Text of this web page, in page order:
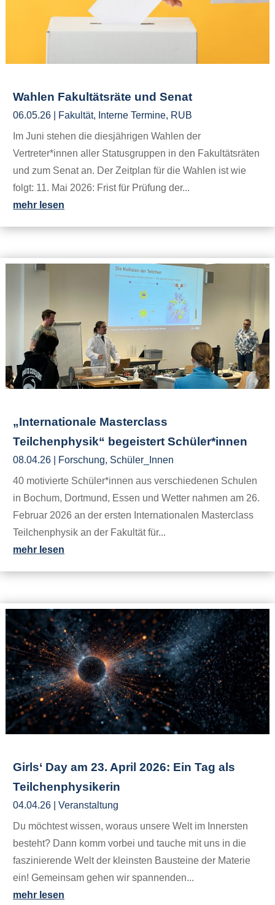
Wahlen Fakultätsräte und Senat
06.05.26 Fakultät, Interne Termine, RUB
Im Juni stehen die diesjährigen Wahlen der
Vertreter*innen aller Statusgruppen in den Fakultätsräten
und zum Senat an. Der Zeitplan für die Wahlen ist wie
folgt: 11. Mai 2026: Frist für Prüfung der...
mehr lesen
„Internationale Masterclass
Teilchenphysik“ begeistert Schüler*innen
08.04.26 Forschung, Schüler_Innen
40 motivierte Schüler*innen aus verschiedenen Schulen
in Bochum, Dortmund, Essen und Wetter nahmen am 26.
Februar 2026 an der ersten Internationalen Masterclass
Teilchenphysik an der Fakultät für...
mehr lesen
Girls‘ Day am 23. April 2026: Ein Tag als
Teilchenphysikerin
04.04.26
Veranstaltung
Du möchtest wissen, woraus unsere Welt im Innersten
besteht? Dann komm vorbei und tauche mit uns in die
faszinierende Welt der kleinsten Bausteine der Materie
ein! Gemeinsam gehen wir spannenden...
mehr lesen